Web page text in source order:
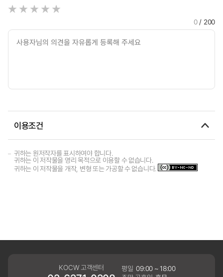
0/ 200
이용조건
귀하는 원저작자를 표시하여야 합니다.
귀하는 이 저작물을 영리 목적으로 이용할 수 없습니다.
귀하는 이 저작물을 개작, 변형 또는 가공할 수 없습니다.
KOCW 고객센터 평일 09:00 ~ 18:00